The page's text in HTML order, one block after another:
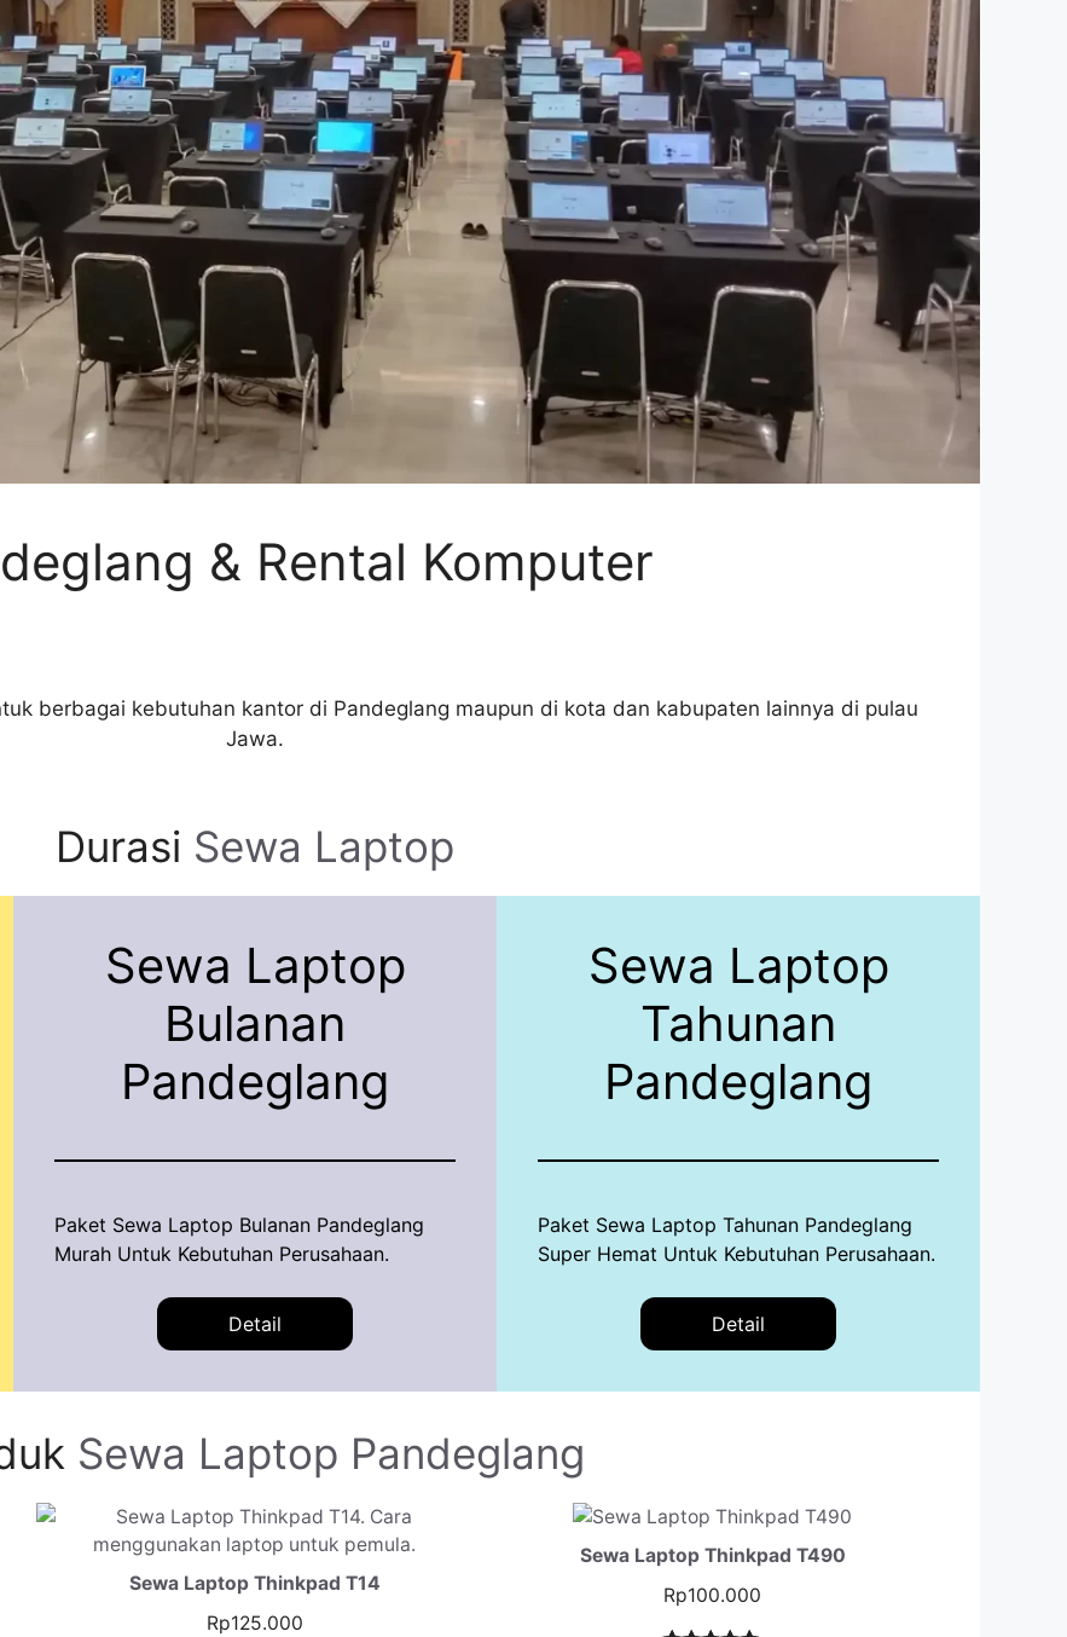
& Rental Komputer
berbagai kebutuhan kantor di Pandeglang maupun di kota dan kabupaten lainnya di pulau
Jawa.
Durasi Sewa Laptop
Sewa Laptop
Bulanan
Pandeglang
Paket Sewa Laptop Bulanan Pandeglang
Murah Untuk Kebutuhan Perusahaan.
Detail
Sewa Laptop
Tahunan
Pandeglang
Paket Sewa Laptop Tahunan Pandeglang
Super Hemat Untuk Kebutuhan Perusahaan.
Detail
Sewa Laptop Pandeglang
Sewa Laptop Thinkpad T14
Rp125.000
Sewa Laptop Thinkpad T490
Rp100.000